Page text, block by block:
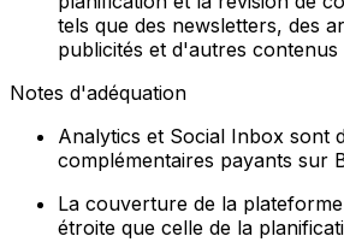
tels que des newsletters, des
publicités et d'autres contenus
Notes d'adéquation
Analytics et Social Inbox sont
complémentaires payants sur
La couverture de la plateforme
étroite que celle de la